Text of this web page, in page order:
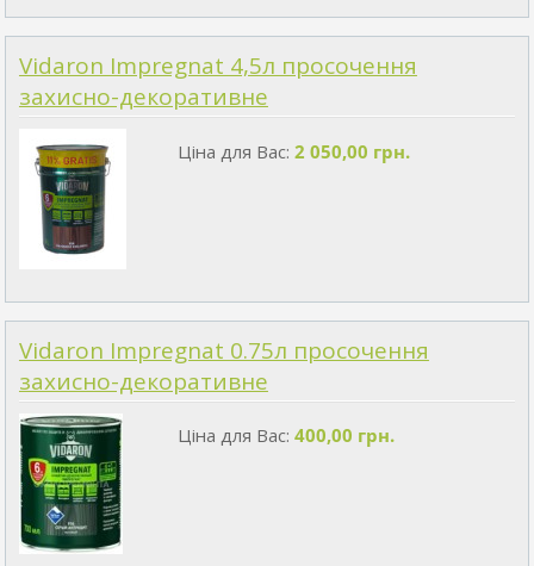
Vidaron Impregnat 4,5л просочення
захисно-декоративне
Ціна для Вас: 2 050,00 грн.
Vidaron Impregnat 0.75л просочення
захисно-декоративне
Ціна для Вас: 400,00 грн.